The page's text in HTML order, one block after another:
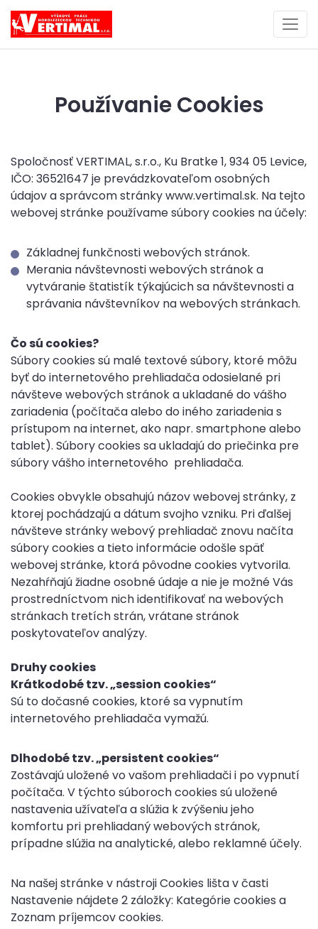
Používanie Cookies
Spoločnosť VERTIMAL, s.r.o., Ku Bratke 1, 934 05 Levice,
IČO: 36521647 je prevádzkovateľom osobných
údajov a správcom stránky www.vertimal.sk. Na tejto
webovej stránke používame súbory cookies na účely:
Základnej funkčnosti webových stránok.
Merania návštevnosti webových stránok a
vytváranie štatistík týkajúcich sa návštevnosti a
správania návštevníkov na webových stránkach.
Čo sú cookies?
Súbory cookies sú malé textové súbory, ktoré môžu
byť do internetového prehliadača odosielané pri
návšteve webových stránok a ukladané do vášho
zariadenia (počítača alebo do iného zariadenia s
prístupom na internet, ako napr. smartphone alebo
tablet). Súbory cookies sa ukladajú do priečinka pre
súbory vášho internetového prehliadača.
Cookies obvykle obsahujú názov webovej stránky, z
ktorej pochádzajú a dátum svojho vzniku. Pri ďalšej
návšteve stránky webový prehliadač znovu načíta
súbory cookies a tieto informácie odošle späť
webovej stránke, ktorá pôvodne cookies vytvorila.
Nezahŕňajú žiadne osobné údaje a nie je možné Vás
prostredníctvom nich identifikovať na webových
stránkach tretích strán, vrátane stránok
poskytovateľov analýzy.
Druhy cookies
Krátkodobé tzv. „session cookies“
Sú to dočasné cookies, ktoré sa vypnutím
internetového prehliadača vymažú.
Dlhodobé tzv. „persistent cookies“
Zostávajú uložené vo vašom prehliadači i po vypnutí
počítača. V týchto súboroch cookies sú uložené
nastavenia užívateľa a slúžia k zvýšeniu jeho
komfortu pri prehliadaný webových stránok,
prípadne slúžia na analytické, alebo reklamné účely.
Na našej stránke v nástroji Cookies lišta v časti
Nastavenie nájdete 2 záložky: Kategórie cookies a
Zoznam príjemcov cookies.